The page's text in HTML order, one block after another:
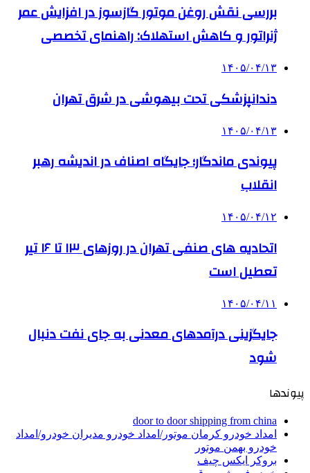
بررسی نقش روغن موتور گازسوز در افزایش عمر
ژنراتور و کاهش استهلاک: راهنمای تخصصی
۱۴۰۵/۰۴/۱۳
دندانپزشکی تحت بیهوشی در شرق تهران
۱۴۰۵/۰۴/۱۳
پیوندی ماندگار؛ جایگاه اصناف در اندیشه رهبر
انقلاب
۱۴۰۵/۰۴/۱۲
اتحادیه های صنفی تهران در روزهای ۱۳ تا ۱۶ تیر
تعطیل است
۱۴۰۵/۰۴/۱۱
جایگزینی درآمدهای معدنی به جای نفت دنبال
شود
پیوندها
door to door shipping from china
امداد خودرو کرمان موتور/امداد خودرو مدیران خودرو/امداد
خودرو بهمن موتور
بروکر ایکس چیف